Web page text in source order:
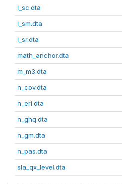
l_sc.dta
l_sm.dta
l_sr.dta
math_anchor.dta
m_m3.dta
n_cov.dta
n_eri.dta
n_ghq.dta
n_gm.dta
n_pas.dta
sla_qx_level.dta